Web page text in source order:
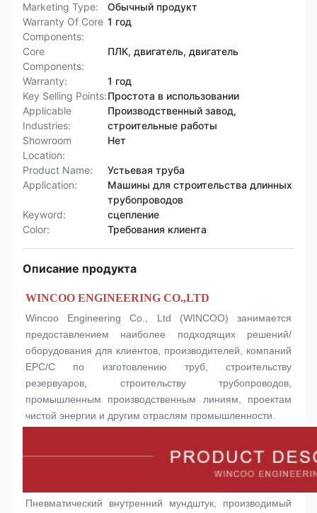
Marketing Type:
Обычный продукт
Warranty Of Core
Components:
1 год
Core
Components:
ПЛК, двигатель, двигатель
Warranty:
1 год
Key Selling Points:Простота в использовании
Applicable
Industries:
Производственный завод,
строительные работы
Showroom
Location:
Нет
Product Name:
Устьевая труба
Application:
Машины для строительства длинных
трубопроводов
Keyword:
сцепление
Color:
Требования клиента
Описание продукта
WINCOO ENGINEERING CO.,LTD
Wincoo Engineering Co., Ltd (WINCOO) занимается
предоставлением наиболее подходящих решений/
оборудования для клиентов, производителей, компаний
EPC/C по изготовлению труб, строительству
резервуаров, строительству трубопроводов,
промышленным производственным линиям, проектам
чистой энергии и другим отраслям промышленности.
Пневматический внутренний мундштук, производимый